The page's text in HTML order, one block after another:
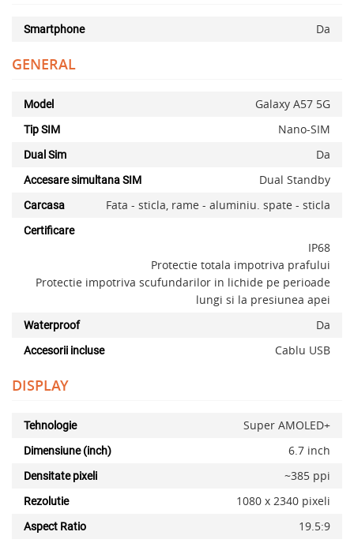
Smartphone Da
GENERAL
Model Galaxy A57 5G
Tip SIM Nano-SIM
Dual Sim Da
Accesare simultana SIM Dual Standby
Carcasa Fata - sticla, rame - aluminiu. spate - sticla
Certificare
IP68
Protectie totala impotriva prafului
Protectie impotriva scufundarilor in lichide pe perioade
lungi si la presiunea apei
Waterproof Da
Accesorii incluse Cablu USB
DISPLAY
Tehnologie Super AMOLED+
Dimensiune (inch) 6.7 inch
Densitate pixeli ~385 ppi
Rezolutie 1080 x 2340 pixeli
Aspect Ratio 19.5:9